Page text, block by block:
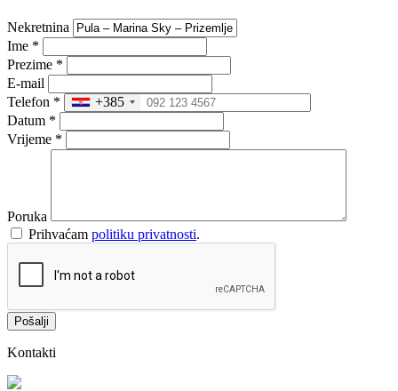
Nekretnina
Ime *
Prezime *
E-mail
Telefon *
+385
Datum *
Vrijeme *
Poruka
Prihvaćam politiku privatnosti.
Pošalji
Kontakti